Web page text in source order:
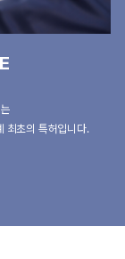
최초의 특허입니다.